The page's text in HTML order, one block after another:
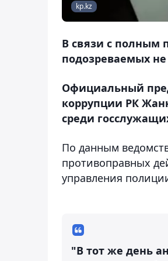
kp.kz
В связи с полным
подозреваемых
Официальный
коррупции РК
среди
По данным
противоправных
управления
"В тот же день